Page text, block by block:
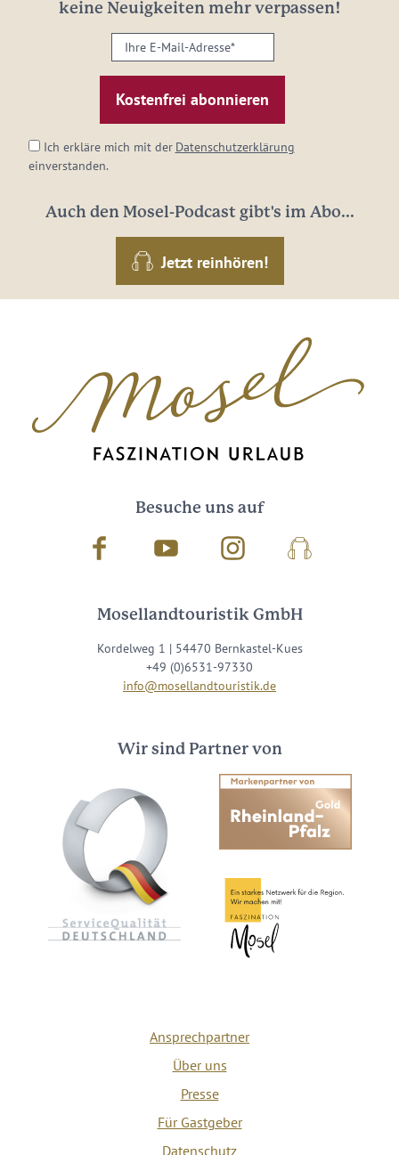
keine Neuigkeiten mehr verpassen!
Ihre
E-
Mail-
Adresse:
Ich erkläre mich mit der Datenschutzerklärung
einverstanden.
Auch den Mosel-Podcast gibt's im Abo...
Jetzt reinhören!
Besuche uns auf
Facebook Youtube InstagramPodcast
Mosellandtouristik GmbH
Kordelweg 1 | 54470 Bernkastel-Kues
+49 (0)6531-97330
info@mosellandtouristik.de
Wir sind Partner von
Ansprechpartner
Über uns
Presse
Für Gastgeber
Datenschutz